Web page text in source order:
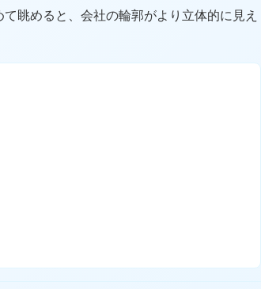
眺めると、会社の輪郭がより立体的に見え